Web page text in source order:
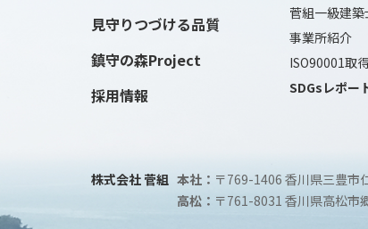
見守りつづける品質
鎮守の森Project
採用情報
菅組一級建
事業所紹介
ISO90001取
SDGsレポー
株式会社 菅組 本社： 〒769-1406 香川県三豊市
高松： 〒761-8031 香川県高松市